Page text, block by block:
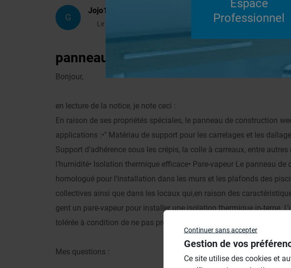
G
Jojo15
Le 22/07/2013 à 16h07
panneaux wedi vapor / chantier en
Bonjour,
en lecture de la notice, je note ceci :
En raison de ses propriétés spéciales, le panneau de construction
applications :•" Matériau de support pour les carrelages et les
Support d’adhérence sous les crépis, la colle à carreaux, entre
l’humidité• Isolation thermique efficace• Pare-vapeur Le panneau
homologué pour l’installation dans les murs et les plafonds des
collectives ainsi que dans les locaux qui,en raison des
gent un pare-vapeur pour installer une isolation thermique in-terne.
tolérée à condition de ne pas prévoir de charges roulantes ni de
Mes questions :
Continuer sans accepter
Gestion de vos
Ce site utilise des cookies et
Espace
Professionnel